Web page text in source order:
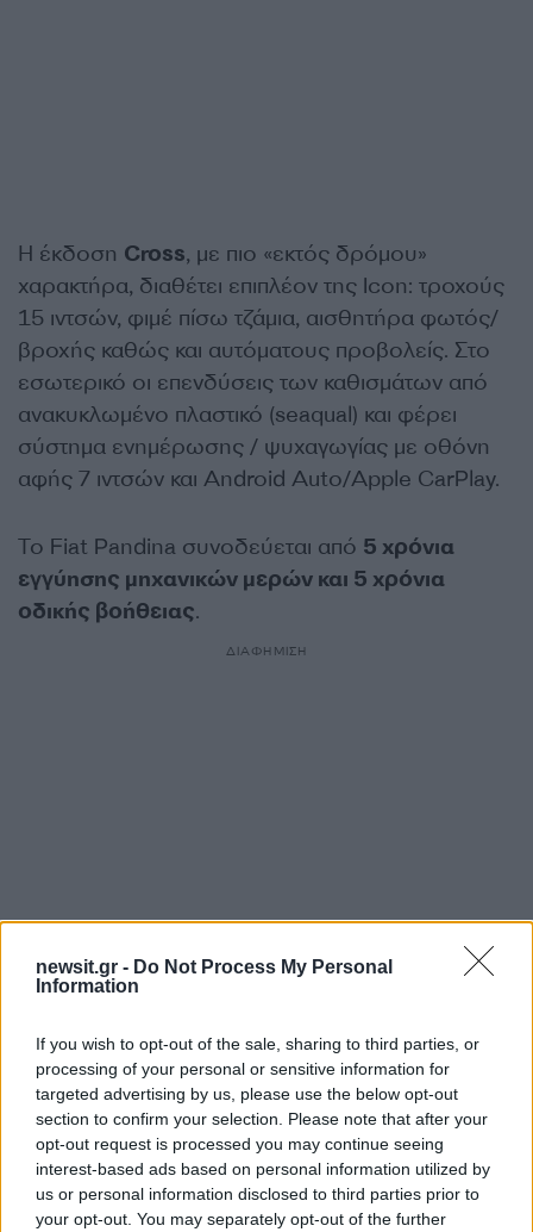
newsit.gr - Do Not Process My Personal
Information
If you wish to opt-out of the sale, sharing to third parties, or
processing of your personal or sensitive information for
targeted advertising by us, please use the below opt-out
section to confirm your selection. Please note that after your
opt-out request is processed you may continue seeing
interest-based ads based on personal information utilized by
us or personal information disclosed to third parties prior to
your opt-out. You may separately opt-out of the further
Η έκδοση Cross, με πιο «εκτός δρόμου»
χαρακτήρα, διαθέτει επιπλέον της Icon: τροχούς
15 ιντσών, φιμέ πίσω τζάμια, αισθητήρα φωτός/
βροχής καθώς και αυτόματους προβολείς. Στο
εσωτερικό οι επενδύσεις των καθισμάτων από
ανακυκλωμένο πλαστικό (seaqual) και φέρει
σύστημα ενημέρωσης / ψυχαγωγίας με οθόνη
αφής 7 ιντσών και Android Auto/Apple CarPlay.
Το Fiat Pandina συνοδεύεται από 5 χρόνια
εγγύησης μηχανικών μερών και 5 χρόνια
οδικής βοήθειας.
ΔΙΑΦΗΜΙΣΗ